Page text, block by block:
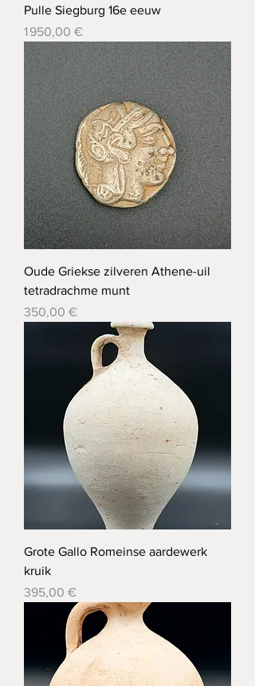
Pulle Siegburg 16e eeuw
Prix
1 950,00 €
Oude Griekse zilveren Athene-uil
tetradrachme munt
Prix
350,00 €
Grote Gallo Romeinse aardewerk
kruik
Prix
395,00 €